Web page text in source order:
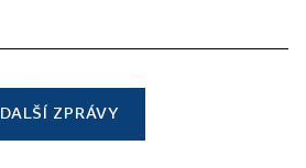
DALŠÍ ZPRÁVY